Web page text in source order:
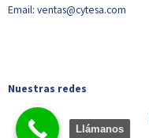
Email: ventas@cytesa.com
Nuestras redes
Llámanos